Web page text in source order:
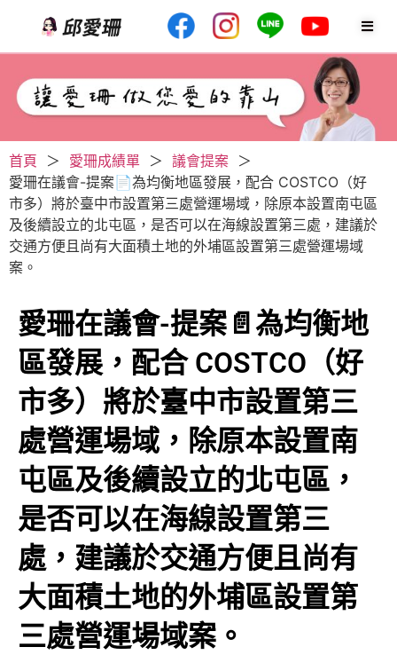
首頁 ＞ 愛珊成績單 ＞ 議會提案 ＞
愛珊在議會-提案📄為均衡地區發展，配合 COSTCO（好
市多）將於臺中市設置第三處營運場域，除原本設置南屯區
及後續設立的北屯區，是否可以在海線設置第三處，建議於
交通方便且尚有大面積土地的外埔區設置第三處營運場域
案。
愛珊在議會-提案📄為均衡地
區發展，配合 COSTCO（好
市多）將於臺中市設置第三
處營運場域，除原本設置南
屯區及後續設立的北屯區，
是否可以在海線設置第三
處，建議於交通方便且尚有
大面積土地的外埔區設置第
三處營運場域案。